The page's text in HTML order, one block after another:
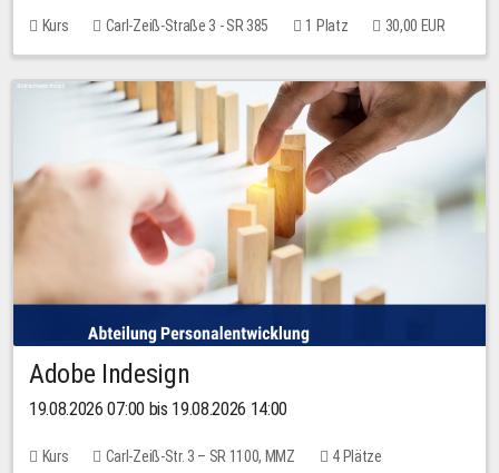
Kurs Carl-Zeiß-Straße 3 - SR 385 1 Platz 30,00 EUR
Adobe Indesign
19.08.2026 07:00 bis 19.08.2026 14:00
Kurs Carl-Zeiß-Str. 3 – SR 1100, MMZ 4 Plätze